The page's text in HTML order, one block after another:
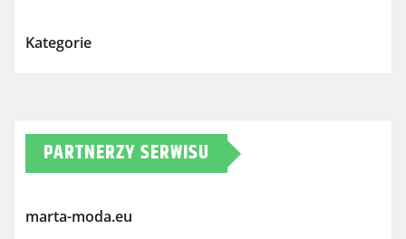
Kategorie
PARTNERZY SERWISU
marta-moda.eu